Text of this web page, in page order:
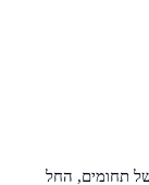
תחומים, החל